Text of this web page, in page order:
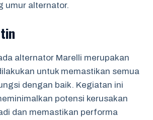
umur alternator.
alternator Marelli merupakan
untuk memastikan semua
dengan baik. Kegiatan ini
potensi kerusakan
dan memastikan performa